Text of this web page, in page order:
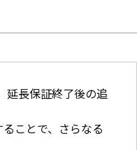
延長保証終了後の追
ことで、さらなる